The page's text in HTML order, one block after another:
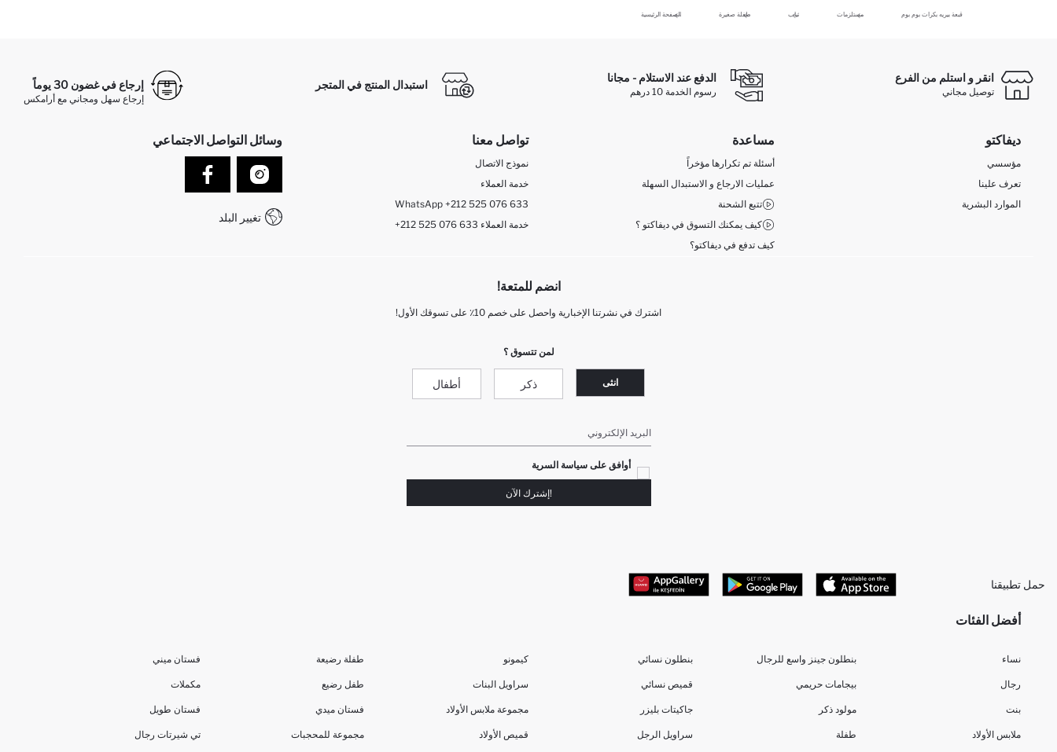
الصفحة الرئيسية طفلة صغيرة ثياب مستلزمات قبعة بيريه بكرات بوم بوم
انقر و استلم من الفرع
توصيل مجاني
الدفع عند الاستلام - مجانا
رسوم الخدمة 10 درهم
استبدال المنتج في المتجر إرجاع في غضون 30 يوماً
إرجاع سهل ومجاني مع أرامكس
ديفاكتو
مؤسسي
تعرف علينا
الموارد البشرية
مساعدة
أسئلة تم تكرارها مؤخراً
عمليات الارجاع و الاستبدال السهلة
تتبع الشحنة
كيف يمكنك التسوق في ديفاكتو ؟
كيف تدفع في ديفاكتو؟
تواصل معنا
نموذج الاتصال
خدمة العملاء
WhatsApp +212 525 076 633
+212 525 076 633 خدمة العملاء
وسائل التواصل الاجتماعي
تغيير البلد
انضم للمتعة!
اشترك في نشرتنا الإخبارية واحصل على خصم 10٪ على تسوقك الأول!
لمن تتسوق ؟
انثى ذكر أطفال
البريد الإلكتروني
أوافق على سياسة السرية
!إشترك الآن
حمل تطبيقنا
أفضل الفئات
نساء
رجال
بنت
ملابس الأولاد
بنطلون جينز واسع للرجال
بيجامات حريمي
مولود ذكر
طفلة
بنطلون نسائي
قميص نسائي
جاكيتات بليزر
سراويل الرجل
كيمونو
سراويل البنات
مجموعة ملابس الأولاد
قميص الأولاد
طفلة رضيعة
طفل رضيع
فستان ميدي
مجموعة للمحجبات
فستان ميني
مكملات
فستان طويل
تي شيرتات رجال